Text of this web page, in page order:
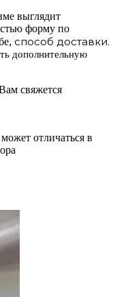
выглядит
форму по
способ доставки.
дополнительную
свяжется
отличаться в